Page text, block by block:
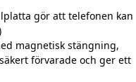
gör att telefonen kan
magnetisk stängning,
förvarade och ger ett